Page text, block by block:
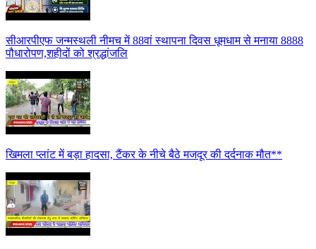
सीआरपीएफ जन्मस्थली नीमच में 88वां स्थापना दिवस धूमधाम से मनाया 8888
पौधारोपण,शहीदों को श्रद्धांजलि
खिमला प्लांट में बड़ा हादसा, टैंकर के नीचे बैठे मजदूर की दर्दनाक मौत**